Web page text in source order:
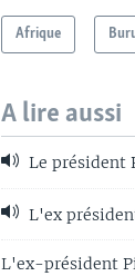
Afrique
A lire aussi
Le président
L'ex
L'ex-président